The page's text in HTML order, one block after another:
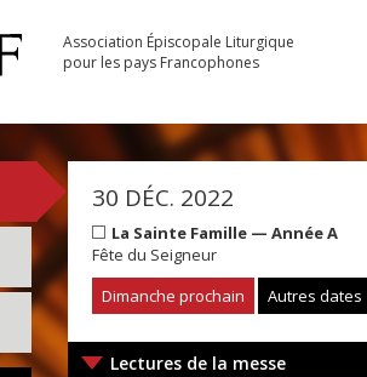
Association Épiscopale Liturgique
pour les pays Francophones
30 DÉC. 2022
La Sainte Famille — Année A
Fête du Seigneur
Dimanche prochain
Autres dates
Lectures de la messe